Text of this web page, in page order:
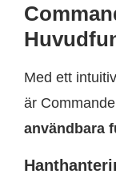
Med ett
är
användbara